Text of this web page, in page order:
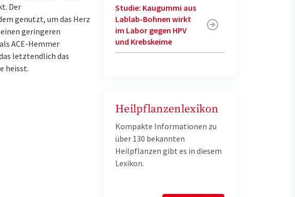
Der
genutzt, um das Herz
geringeren
ACE-Hemmer
letztendlich das
heisst.
Studie: Kaugummi aus
Lablab-Bohnen wirkt
im Labor gegen HPV
und Krebskeime
Heilpflanzenlexikon
Kompakte Informationen zu
über 130 bekannten
Heilpflanzen gibt es in diesem
Lexikon.